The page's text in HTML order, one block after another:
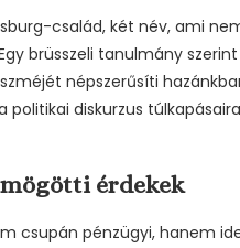
család, két név, ami
brüsszeli tanulmány
népszerűsíti
diskurzus
érdekek
csupán pénzügyi, hanem